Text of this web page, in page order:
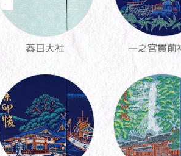
春日大社 一之宮貫前